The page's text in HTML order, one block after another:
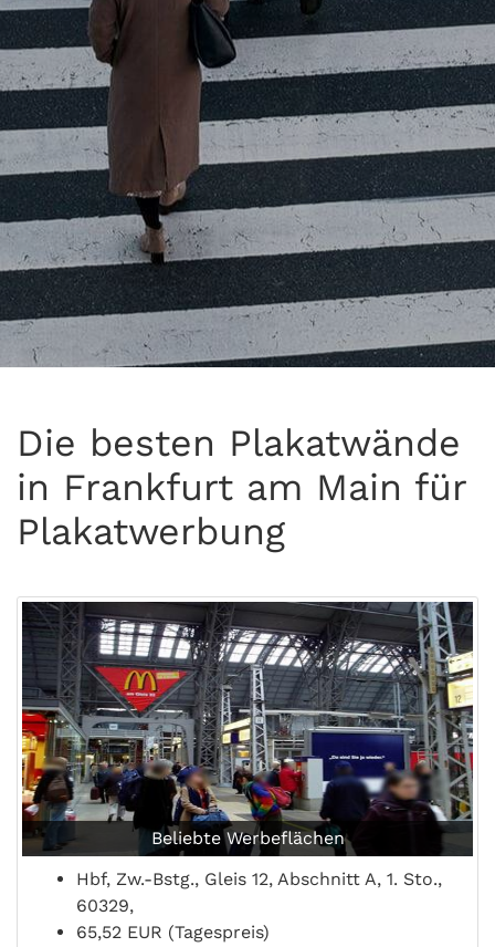
Die besten Plakatwände
in Frankfurt am Main für
Plakatwerbung
Beliebte Werbeflächen
Hbf, Zw.-Bstg., Gleis 12, Abschnitt A, 1. Sto.,
60329,
65,52 EUR (Tagespreis)